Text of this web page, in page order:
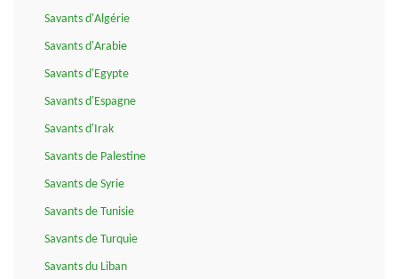
Savants d'Algérie
Savants d'Arabie
Savants d'Egypte
Savants d'Espagne
Savants d'Irak
Savants de Palestine
Savants de Syrie
Savants de Tunisie
Savants de Turquie
Savants du Liban